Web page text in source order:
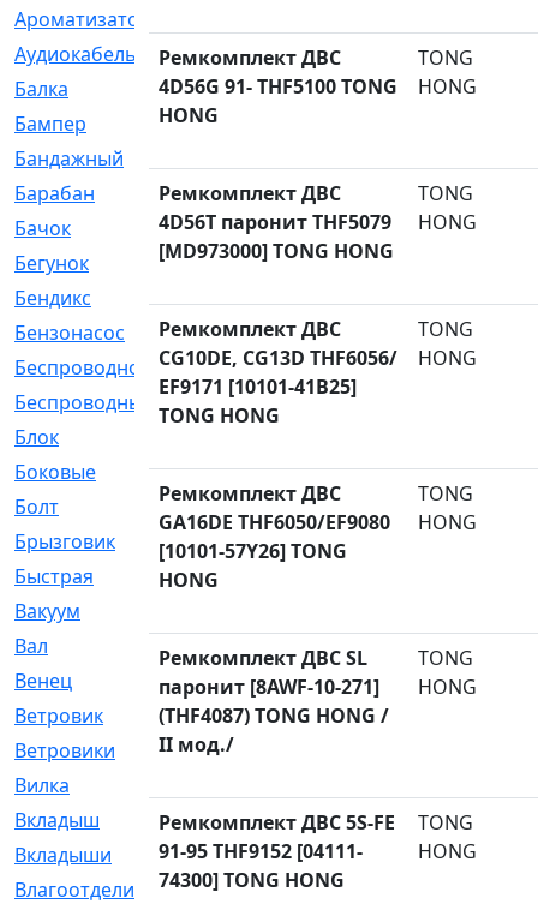
Ароматизатор
Аудиокабель
[2]
Балка
[58]
Бампер
[137]
Бандажный
Барабан
[5]
Бачок
[40]
Бегунок
[21]
Бендикс
[26]
Бензонасос
[17]
Беспроводное
[2]
Беспроводные
[1]
Блок
Боковые
[4]
Болт
[247]
Брызговик
[77]
Быстрая
Вакуум
Вал
Венец
[16]
Ветровик
[132]
Ветровики
[2]
Вилка
Вкладыш
[41]
Вкладыши
[1131]
Влагоотделитель
[2]
Ремкомплект ДВС
4D56G 91- THF5100 TONG
HONG
TONG
HONG
Ремкомплект ДВС
4D56T паронит THF5079
[MD973000] TONG HONG
TONG
HONG
Ремкомплект ДВС
CG10DE, CG13D THF6056/
EF9171 [10101-41B25]
TONG HONG
TONG
HONG
Ремкомплект ДВС
GA16DE THF6050/EF9080
[10101-57Y26] TONG
HONG
TONG
HONG
Ремкомплект ДВС SL
паронит [8AWF-10-271]
(THF4087) TONG HONG /
II мод./
TONG
HONG
Ремкомплект ДВС 5S-FE
91-95 THF9152 [04111-
74300] TONG HONG
TONG
HONG